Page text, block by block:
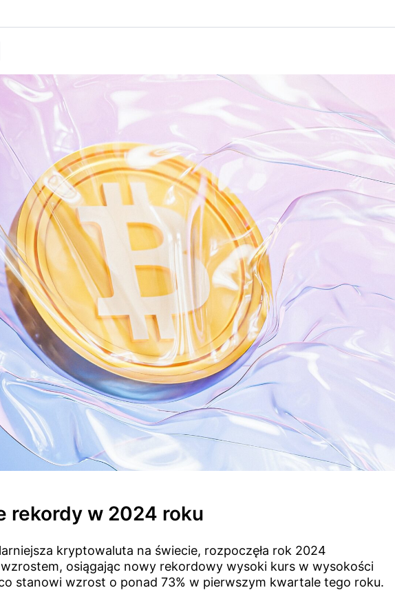
rekordy w 2024 roku
kryptowaluta na świecie, rozpoczęła rok 2024
osiągając nowy rekordowy wysoki kurs w wysokości
stanowi wzrost o ponad 73% w pierwszym kwartale tego roku.